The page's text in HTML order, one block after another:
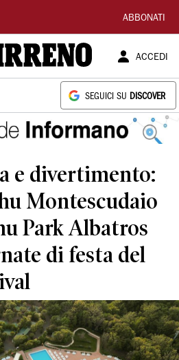
ABBONATI
ACCEDI
SEGUICI SU DISCOVER
e divertimento:
Montescudaio
Park Albatros
di festa del